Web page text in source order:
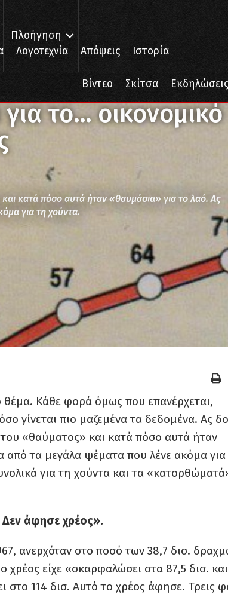
Πλοήγηση
Λογοτεχνία Απόψεις Ιστορία
Βίντεο Σκίτσα Εκδηλώσεις
το… οικονομικό θαύμα της Χούντας
το… οικονομικό
κατά πόσο αυτά ήταν «θαυμάσια» για το λαό. Ας
για τη χούντα.
θέμα. Κάθε φορά όμως που επανέρχεται,
όσο γίνεται πιο μαζεμένατα δεδομένα. Ας
του «θαύματος» και κατά πόσο αυτά ήταν
από τα μεγάλα ψέματα που λένε ακόμα για
για τη χούντα και τα
Δεν άφησε χρέος».
ανερχόταν στο ποσό των 38,7 δισ.
χρέος είχε «σκαρφαλώσει στα 87,5 δισ. και
στο 114 δισ. Αυτό το χρέος άφησε. Τρεις